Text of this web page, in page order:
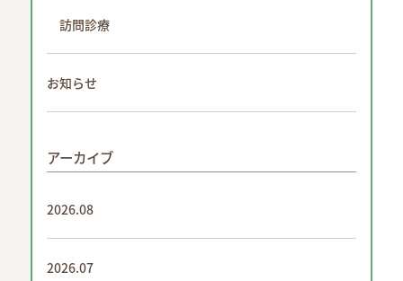
訪問診療
お知らせ
アーカイブ
2026.08
2026.07